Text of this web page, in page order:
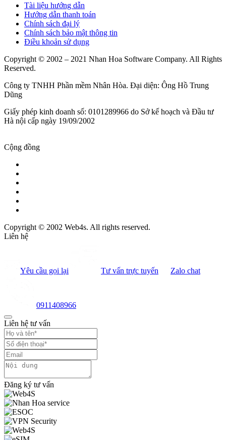
Tài liệu hướng dẫn
Hướng dẫn thanh toán
Chính sách đại lý
Chính sách bảo mật thông tin
Điều khoản sử dụng
Copyright © 2002 – 2021 Nhan Hoa Software Company. All Rights
Reserved.
Công ty TNHH Phần mềm Nhân Hòa. Đại diện: Ông Hồ Trung
Dũng
Giấy phép kinh doanh số: 0101289966 do Sở kế hoạch và Đầu tư
Hà nội cấp ngày 19/09/2002
Cộng đồng
Copyright © 2002 Web4s. All rights reserved.
Liên hệ
Yêu cầu gọi lại Tư vấn trực tuyến Zalo chat
0911408966
Liên hệ tư vấn
Đăng ký tư vấn